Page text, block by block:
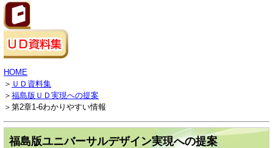
HOME
＞ ＵＤ資料集
＞ 福島版ＵＤ実現への提案
＞第2章1-6わかりやすい情報
福島版ユニバーサルデザイン実現への提案